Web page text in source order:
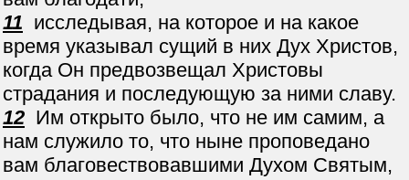
11 исследывая, на которое и на какое
время указывал сущий в них Дух Христов,
когда Он предвозвещал Христовы
страдания и последующую за ними славу.
12 Им открыто было, что не им самим, а
нам служило то, что ныне проповедано
вам благовествовавшими Духом Святым,